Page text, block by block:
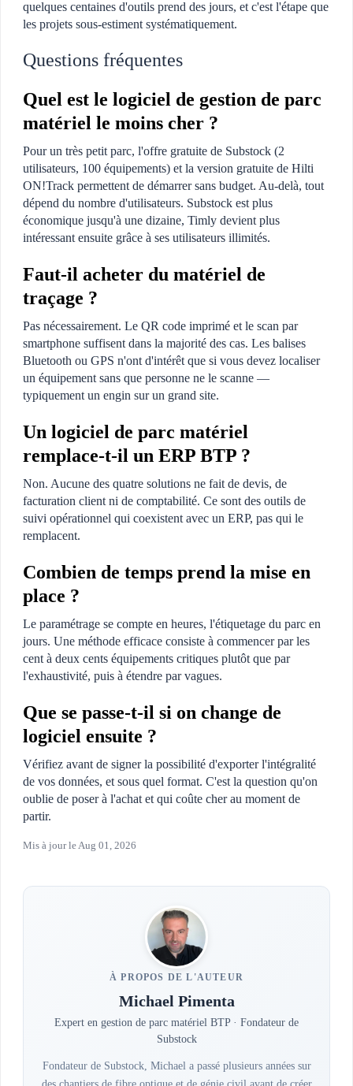
quelques centaines d'outils prend des jours, et c'est l'étape que
les projets sous-estiment systématiquement.
Questions fréquentes
Quel est le logiciel de gestion de parc
matériel le moins cher ?
Pour un très petit parc, l'offre gratuite de Substock (2
utilisateurs, 100 équipements) et la version gratuite de Hilti
ON!Track permettent de démarrer sans budget. Au-delà, tout
dépend du nombre d'utilisateurs. Substock est plus
économique jusqu'à une dizaine, Timly devient plus
intéressant ensuite grâce à ses utilisateurs illimités.
Faut-il acheter du matériel de
traçage ?
Pas nécessairement. Le QR code imprimé et le scan par
smartphone suffisent dans la majorité des cas. Les balises
Bluetooth ou GPS n'ont d'intérêt que si vous devez localiser
un équipement sans que personne ne le scanne —
typiquement un engin sur un grand site.
Un logiciel de parc matériel
remplace-t-il un ERP BTP ?
Non. Aucune des quatre solutions ne fait de devis, de
facturation client ni de comptabilité. Ce sont des outils de
suivi opérationnel qui coexistent avec un ERP, pas qui le
remplacent.
Combien de temps prend la mise en
place ?
Le paramétrage se compte en heures, l'étiquetage du parc en
jours. Une méthode efficace consiste à commencer par les
cent à deux cents équipements critiques plutôt que par
l'exhaustivité, puis à étendre par vagues.
Que se passe-t-il si on change de
logiciel ensuite ?
Vérifiez avant de signer la possibilité d'exporter l'intégralité
de vos données, et sous quel format. C'est la question qu'on
oublie de poser à l'achat et qui coûte cher au moment de
partir.
Mis à jour leAug 01, 2026
À PROPOS DE L'AUTEUR
Michael Pimenta
Expert en gestion de parc matériel BTP · Fondateur de
Substock
Fondateur de Substock, Michael a passé plusieurs années sur